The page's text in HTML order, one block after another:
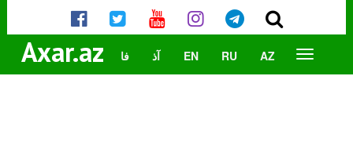
Axar.az AZ
RU
EN آذ فا